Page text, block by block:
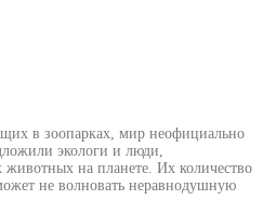
в зоопарках, мир неофициально
экологи и люди,
животных на планете. Их количество
не волновать неравнодушную